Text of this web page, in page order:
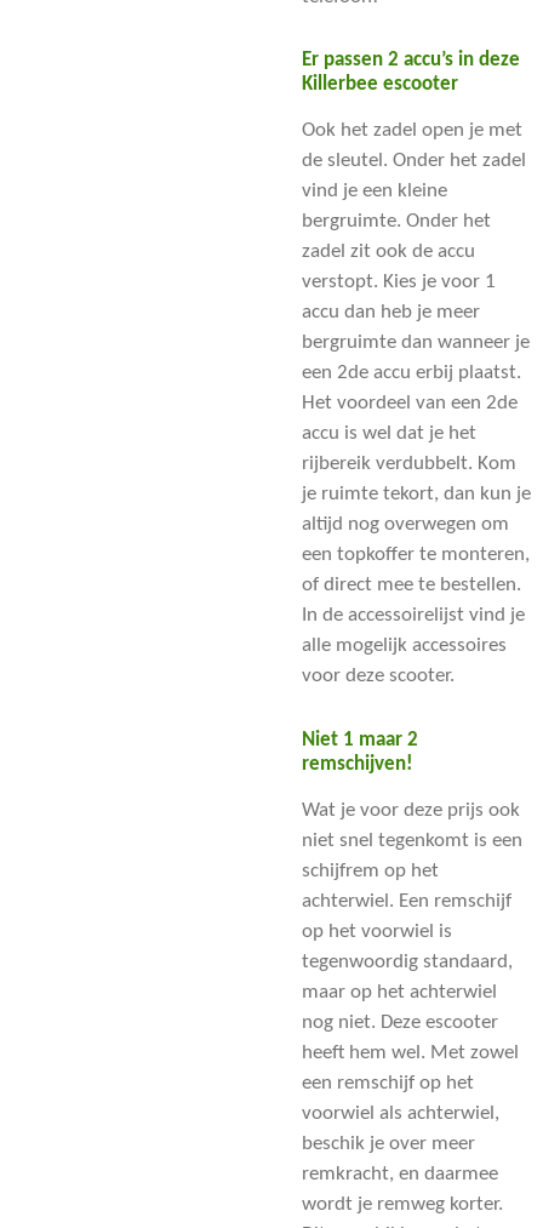
Er passen 2 accu’s in deze
Killerbee escooter
Ook het zadel open je met
de sleutel. Onder het zadel
vind je een kleine
bergruimte. Onder het
zadel zit ook de accu
verstopt. Kies je voor 1
accu dan heb je meer
bergruimte dan wanneer je
een 2de accu erbij plaatst.
Het voordeel van een 2de
accu is wel dat je het
rijbereik verdubbelt. Kom
je ruimte tekort, dan kun je
altijd nog overwegen om
een topkoffer te monteren,
of direct mee te bestellen.
In de accessoirelijst vind je
alle mogelijk accessoires
voor deze scooter.
Niet 1 maar 2
remschijven!
Wat je voor deze prijs ook
niet snel tegenkomt is een
schijfrem op het
achterwiel. Een remschijf
op het voorwiel is
tegenwoordig standaard,
maar op het achterwiel
nog niet. Deze escooter
heeft hem wel. Met zowel
een remschijf op het
voorwiel als achterwiel,
beschik je over meer
remkracht, en daarmee
wordt je remweg korter.